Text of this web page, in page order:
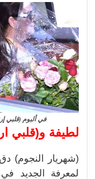
في ألبوم (قلبي
لطيفة و(قلبي
(شهريار النجوم)
لمعرفة الجديد